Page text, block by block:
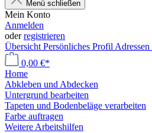
Menü schließen
Mein Konto
Anmelden
oderregistrieren
Übersicht Persönliches Profil Adressen
0,00 €*
Home
Abkleben und Abdecken
Untergrund bearbeiten
Tapeten und Bodenbeläge verarbeiten
Farbe auftragen
Weitere Arbeitshilfen